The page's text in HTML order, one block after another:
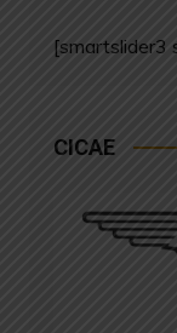
[smartslider3
CICAE